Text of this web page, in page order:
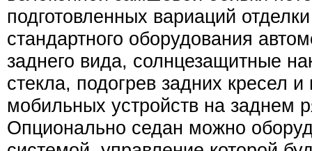
подготовленных вариаций
стандартного оборудования
заднего вида, солнцезащитные
стекла, подогрев задних кресел
мобильных устройств на заднем
Опционально седан можно